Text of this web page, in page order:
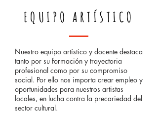
EQUIPO ARTÍSTICO
Nuestro equipo artístico y docente destaca
tanto por su formación y trayectoria
profesional como por su compromiso
social. Por ello nos importa crear empleo y
oportunidades para nuestros artistas
locales, en lucha contra la precariedad del
sector cultural.